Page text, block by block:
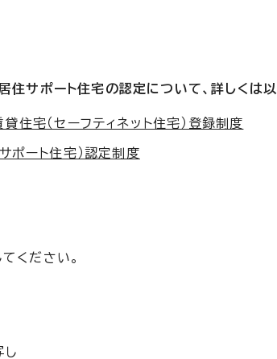
住サポート住宅の認定について、詳しくは
住宅（セーフティネット住宅）登録制度
ポート住宅）認定制度
ください。
し